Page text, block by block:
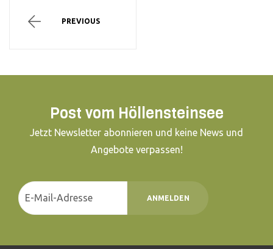
PREVIOUS
Post vom Höllensteinsee
Jetzt Newsletter abonnieren und keine News und
Angebote verpassen!
ANMELDEN